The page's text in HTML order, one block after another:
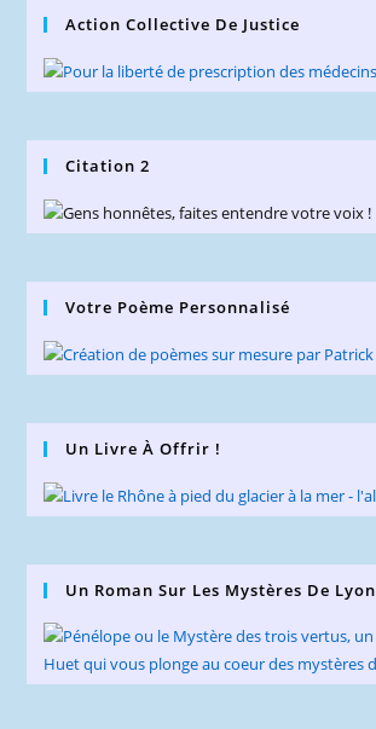
Action Collective De Justice
Citation 2
Votre Poème Personnalisé
Un Livre À Offrir !
Un Roman Sur Les Mystères De Lyon